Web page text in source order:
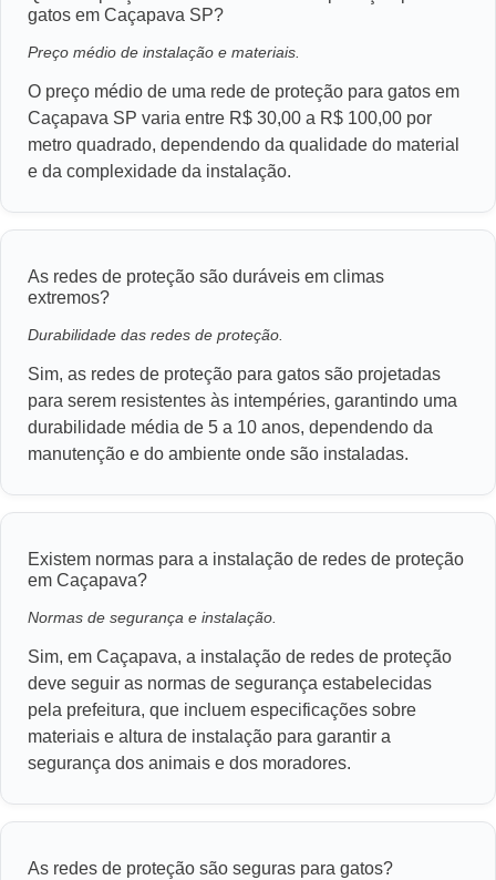
gatos em Caçapava SP?
Preço médio de instalação e materiais.
O preço médio de uma rede de proteção para gatos em
Caçapava SP varia entre R$ 30,00 a R$ 100,00 por
metro quadrado, dependendo da qualidade do material
e da complexidade da instalação.
As redes de proteção são duráveis em climas
extremos?
Durabilidade das redes de proteção.
Sim, as redes de proteção para gatos são projetadas
para serem resistentes às intempéries, garantindo uma
durabilidade média de 5 a 10 anos, dependendo da
manutenção e do ambiente onde são instaladas.
Existem normas para a instalação de redes de proteção
em Caçapava?
Normas de segurança e instalação.
Sim, em Caçapava, a instalação de redes de proteção
deve seguir as normas de segurança estabelecidas
pela prefeitura, que incluem especificações sobre
materiais e altura de instalação para garantir a
segurança dos animais e dos moradores.
As redes de proteção são seguras para gatos?